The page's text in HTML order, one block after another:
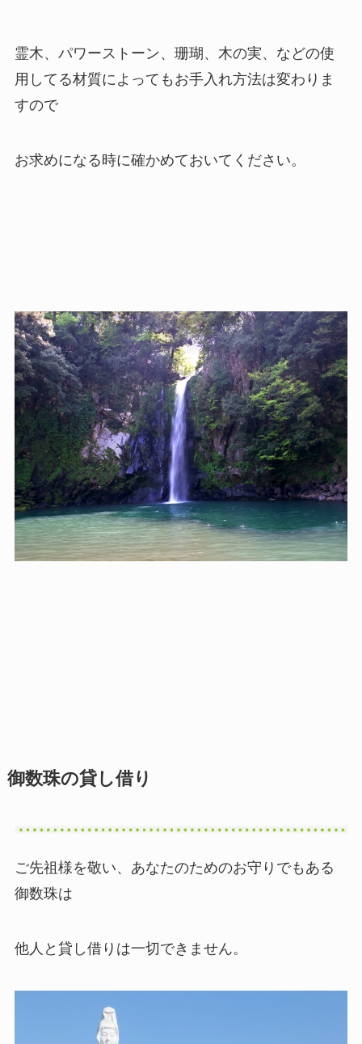
霊木、パワーストーン、珊瑚、木の実、などの使
用してる材質によってもお手入れ方法は変わりま
すので
お求めになる時に確かめておいてください。
御数珠の貸し借り
ご先祖様を敬い、あなたのためのお守りでもある
御数珠は
他人と貸し借りは一切できません。